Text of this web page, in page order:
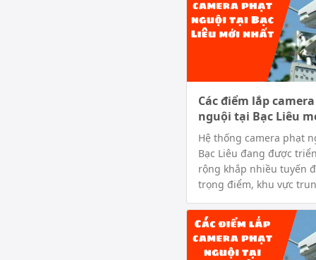
Các điểm lắp
nguội tại Bạc Liêu
Hệ thống camera phạt
Bạc Liêu đang được
rộng khắp nhiều tuyến
trọng điểm, khu vực